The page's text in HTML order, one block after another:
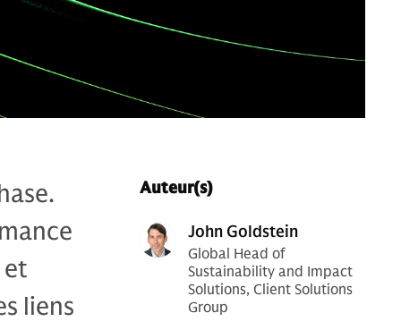
Auteur(s)
John Goldstein
Global Head of
Sustainability and Impact
Solutions, Client Solutions
Group
et
liens